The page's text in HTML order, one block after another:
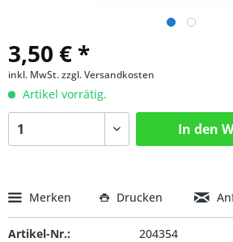
3,50 € *
inkl. MwSt.zzgl. Versandkosten
Artikel vorrätig.
In den
Merken Drucken
Artikel-Nr.: 204354